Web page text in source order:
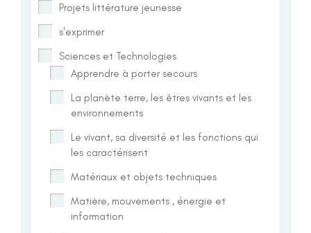
Projets littérature jeunesse
s'exprimer
Sciences et Technologies
Apprendre à porter secours
La planète terre, les êtres vivants et les
environnements
Le vivant, sa diversité et les fonctions qui
les caractérisent
Matériaux et objets techniques
Matière, mouvements , énergie et
information